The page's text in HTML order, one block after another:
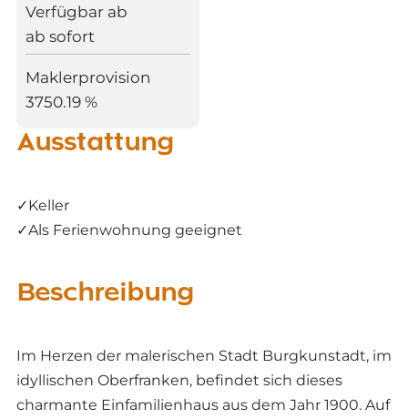
Verfügbar ab
ab sofort
Maklerprovision
3750.19 %
Ausstattung
✓Keller
✓Als Ferienwohnung geeignet
Beschreibung
Im Herzen der malerischen Stadt Burgkunstadt, im
idyllischen Oberfranken, befindet sich dieses
charmante Einfamilienhaus aus dem Jahr 1900. Auf